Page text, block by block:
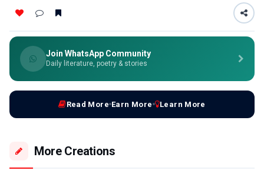
Join WhatsApp Community
Daily literature, poetry & stories
Read More Earn More Learn More
More Creations